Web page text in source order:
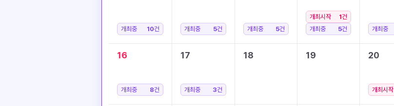
개최중 10건 개최중 5건 개최중 5건
개최시작 1건
개최중
5건 개최중
16
개최중 8건
17
개최중 3건
18 19 20
개최시작